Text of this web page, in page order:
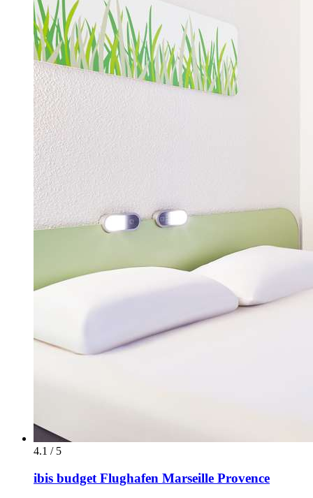
4.1 / 5
ibis budget Flughafen Marseille Provence